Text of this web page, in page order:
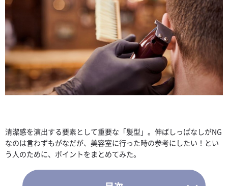
清潔感を演出する要素として重要な「髪型」。伸ばしっぱなしがNG
なのは言わずもがなだが、美容室に行った時の参考にしたい！とい
う人のために、ポイントをまとめてみた。